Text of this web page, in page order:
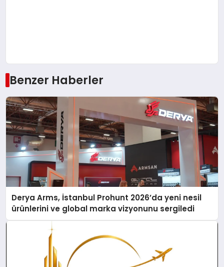
Benzer Haberler
Derya Arms, İstanbul Prohunt 2026’da yeni nesil
ürünlerini ve global marka vizyonunu sergiledi